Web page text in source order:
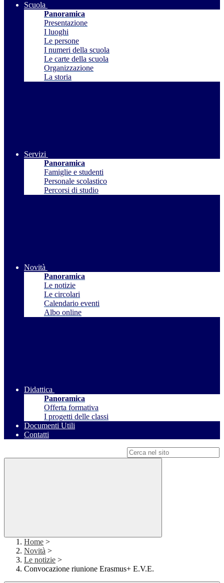
Scuola
Panoramica
Presentazione
I luoghi
Le persone
I numeri della scuola
Le carte della scuola
Organizzazione
La storia
Servizi
Panoramica
Famiglie e studenti
Personale scolastico
Percorsi di studio
Novità
Panoramica
Le notizie
Le circolari
Calendario eventi
Albo online
Didattica
Panoramica
Offerta formativa
I progetti delle classi
Documenti Utili
Contatti
Home >
Novità >
Le notizie >
Convocazione riunione Erasmus+ E.V.E.